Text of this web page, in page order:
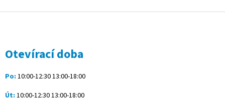
Otevírací doba
Po: 10:00-12:30 13:00-18:00
Út: 10:00-12:30 13:00-18:00